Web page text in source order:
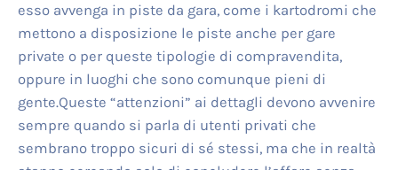
esso avvenga in piste da gara, come i kartodromi che
mettono a disposizione le piste anche per gare
private o per queste tipologie di compravendita,
oppure in luoghi che sono comunque pieni di
gente.Queste “attenzioni” ai dettagli devono avvenire
sempre quando si parla di utenti privati che
sembrano troppo sicuri di sé stessi, ma che in realtà